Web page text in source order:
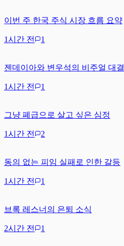
이번 주 한국 주식 시장 흐름 요약
1시간 전 1
젠데이아와 변우석의 비주얼 대결
1시간 전 1
그냥 폐급으로 살고 싶은 심정
1시간 전 2
동의 없는 피임 실패로 인한 갈등
1시간 전 1
브록 레스너의 은퇴 소식
2시간 전 1